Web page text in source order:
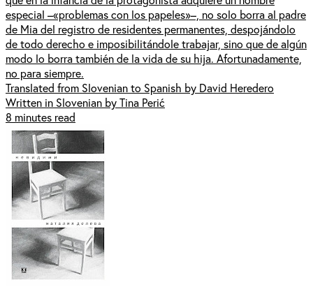
especial –«problemas con los papeles»–, no solo borra al padre
de Mia del registro de residentes permanentes, despojándolo
de todo derecho e imposibilitándole trabajar, sino que de algún
modo lo borra también de la vida de su hija. Afortunadamente,
no para siempre.
Translated from Slovenian to Spanish by David Heredero
Written in Slovenian by Tina Perić
8 minutes read